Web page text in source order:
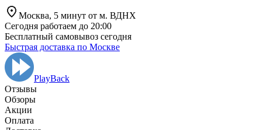
Москва, 5 минут от м. ВДНХ
Сегодня работаем до 20:00
Бесплатный самовывоз сегодня
Быстрая доставка по Москве
PlayBack
Отзывы
Обзоры
Aкции
Оплата